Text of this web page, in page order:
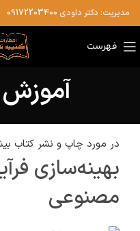
مدیریت: دکتر داودی 09172203400
فهرست
در مورد چاپ و نشر کتاب
بهینه‌سازی
مصنوعی